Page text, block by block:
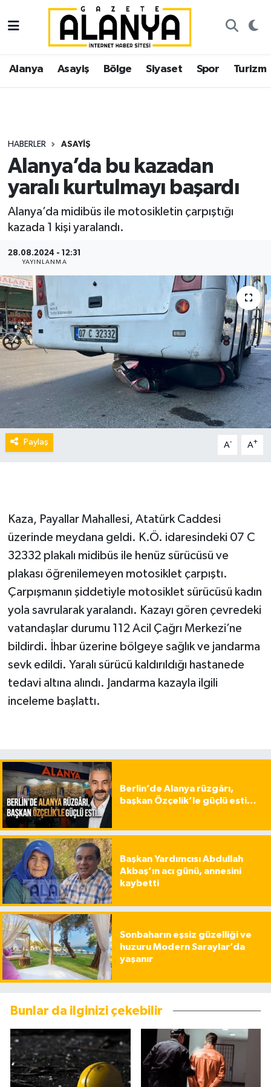
Alanya Asayiş Bölge Siyaset Spor Turizm
HABERLER ASAYIŞ
Alanya’da bu kazadan
yaralı kurtulmayı başardı
Alanya’da midibüs ile motosikletin çarpıştığı
kazada 1 kişi yaralandı.
28.08.2024 - 12:31
YAYINLANMA
Paylaş A- A+
Kaza, Payallar Mahallesi, Atatürk Caddesi
üzerinde meydana geldi. K.Ö. idaresindeki 07 C
32332 plakalı midibüs ile henüz sürücüsü ve
plakası öğrenilemeyen motosiklet çarpıştı.
Çarpışmanın şiddetiyle motosiklet sürücüsü kadın
yola savrularak yaralandı. Kazayı gören çevredeki
vatandaşlar durumu 112 Acil Çağrı Merkezi’ne
bildirdi. İhbar üzerine bölgeye sağlık ve jandarma
sevk edildi. Yaralı sürücü kaldırıldığı hastanede
tedavi altına alındı. Jandarma kazayla ilgili
inceleme başlattı.
Berlin’de Alanya rüzgârı,
başkan Özçelik’le güçlü esti…
Başkan Yardımcısı Abdullah
Akbaş’ın acı günü, annesini
kaybetti
Sonbaharın eşsiz güzelliği ve
huzuru Modern Saraylar’da
yaşanır
Bunlar da ilginizi çekebilir
Alanya
Asayiş
Siyaset
Spor
Ekonomi
Gazipaşa
İstanbul Nöbetçi Eczaneler
İstanbul Hava Durumu
Süper Lig Puan Durumu ve Fikstür
Tüm Manşetler
Haber Arşivi